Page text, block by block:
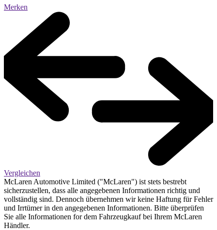
Merken
Vergleichen
McLaren Automotive Limited ("McLaren") ist stets bestrebt
sicherzustellen, dass alle angegebenen Informationen richtig und
vollständig sind. Dennoch übernehmen wir keine Haftung für Fehler
und Irrtümer in den angegebenen Informationen. Bitte überprüfen
Sie alle Informationen for dem Fahrzeugkauf bei Ihrem McLaren
Händler.